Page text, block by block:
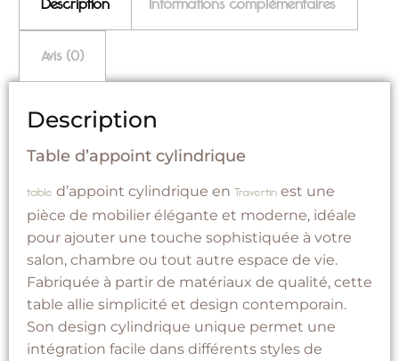
Description Informations complémentaires
Avis (0)
Description
Table d’appoint cylindrique
table d’appoint cylindrique en Travertin est une
pièce de mobilier élégante et moderne, idéale
pour ajouter une touche sophistiquée à votre
salon, chambre ou tout autre espace de vie.
Fabriquée à partir de matériaux de qualité, cette
table allie simplicité et design contemporain.
Son design cylindrique unique permet une
intégration facile dans différents styles de